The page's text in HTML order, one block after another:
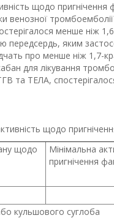
щодо
венозної тромбоемболії
менше ніж
передсердь, яким
про менше ніж 1,7-
для лікування
та ТЕЛА,
щодо
щодо
Мінімальна
пригнічення
кульшового суглоба